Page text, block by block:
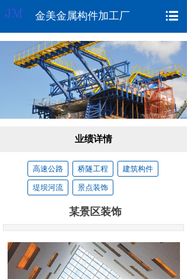
业绩详情
高速公路 桥隧工程 建筑构件
堤坝河流 景点装饰
某景区装饰
金美金属构件加工厂